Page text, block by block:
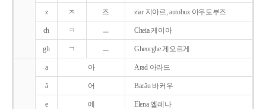
z ㅈ 즈 ziar 지아르, autobuz 아우토부즈
ch ㅋ ㅡ Cheia 케이아
gh ㄱ ㅡ Gheorghe 게오르게
a 아 Arad 아라드
ǎ 어 Bacǎu 바커우
e 에 Elena 엘레나